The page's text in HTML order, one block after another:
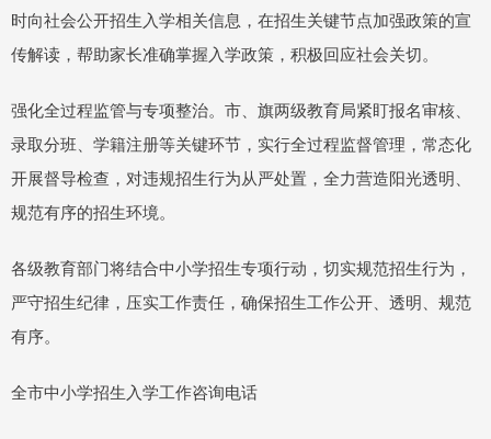
时向社会公开招生入学相关信息，在招生关键节点加强政策的宣
传解读，帮助家长准确掌握入学政策，积极回应社会关切。
强化全过程监管与专项整治。市、旗两级教育局紧盯报名审核、
录取分班、学籍注册等关键环节，实行全过程监督管理，常态化
开展督导检查，对违规招生行为从严处置，全力营造阳光透明、
规范有序的招生环境。
各级教育部门将结合中小学招生专项行动，切实规范招生行为，
严守招生纪律，压实工作责任，确保招生工作公开、透明、规范
有序。
全市中小学招生入学工作咨询电话